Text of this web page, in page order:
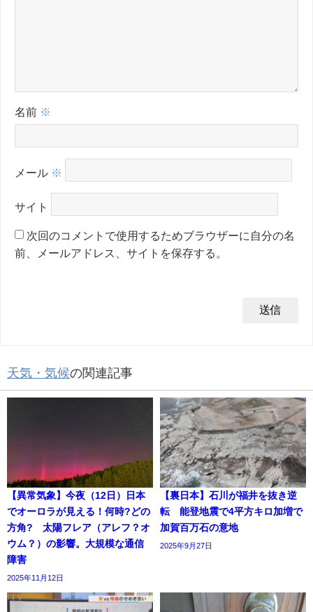
名前 ※
メール ※
サイト
次回のコメントで使用するためブラウザーに自分の名
前、メールアドレス、サイトを保存する。
天気・気候の関連記事
【異常気象】今夜（12日）日本
でオーロラが見える！何時?どの
方角? 太陽フレア（アレフ？オ
ウム？）の影響。大規模な通信
障害
2025年11月12日
【裏日本】石川が福井を抜き逆
転 能登地震で4平方キロ加増で
加賀百万石の意地
2025年9月27日